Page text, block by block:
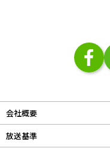
会社概要
放送基準